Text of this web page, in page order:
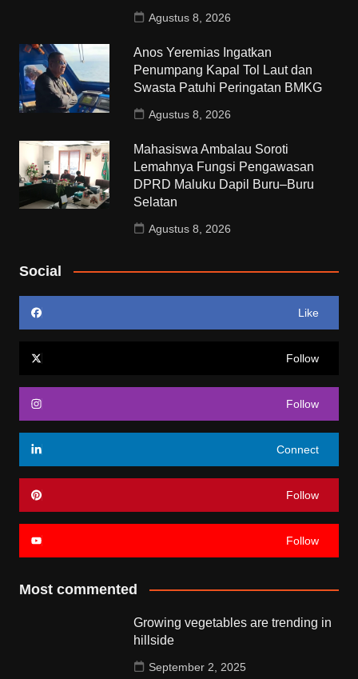
Agustus 8, 2026
Anos Yeremias Ingatkan
Penumpang Kapal Tol Laut dan
Swasta Patuhi Peringatan BMKG
Agustus 8, 2026
Mahasiswa Ambalau Soroti
Lemahnya Fungsi Pengawasan
DPRD Maluku Dapil Buru–Buru
Selatan
Agustus 8, 2026
Social
Like
Follow
Follow
Connect
Follow
Follow
Most commented
Growing vegetables are trending in
hillside
September 2, 2025